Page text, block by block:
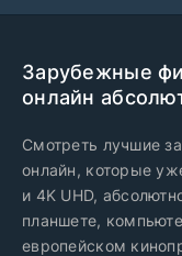
Зарубежные
онлайн
Смотреть лучшие
онлайн, которые
и 4K UHD,
планшете,
европейском